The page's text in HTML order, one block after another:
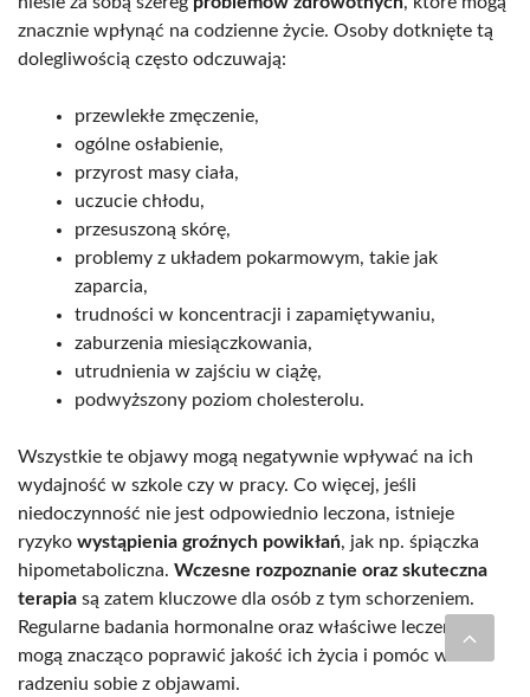
znacznie wpłynąć na codzienne życie. Osoby dotknięte tą
dolegliwością często odczuwają:
przewlekłe zmęczenie,
ogólne osłabienie,
przyrost masy ciała,
uczucie chłodu,
przesuszoną skórę,
problemy z układem pokarmowym, takie jak
zaparcia,
trudności w koncentracji i zapamiętywaniu,
zaburzenia miesiączkowania,
utrudnienia w zajściu w ciążę,
podwyższony poziom cholesterolu.
Wszystkie te objawy mogą negatywnie wpływać na ich
wydajność w szkole czy w pracy. Co więcej, jeśli
niedoczynność nie jest odpowiednio leczona, istnieje
ryzyko wystąpienia groźnych powikłań, jak np. śpiączka
hipometaboliczna. Wczesne rozpoznanie oraz skuteczna
terapia są zatem kluczowe dla osób z tym schorzeniem.
Regularne badania hormonalne oraz właściwe leczenie
mogą znacząco poprawić jakość ich życia i pomóc w
radzeniu sobie z objawami.